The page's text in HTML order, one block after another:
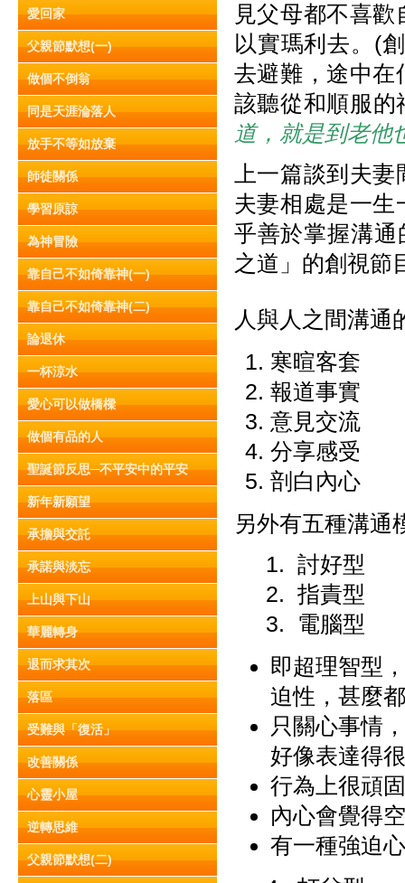
愛回家
父親節默想(一)
做個不倒翁
同是天涯淪落人
放手不等如放棄
師徒關係
學習原諒
為神冒險
靠自己不如倚靠神(一)
靠自己不如倚靠神(二)
論退休
一杯涼水
愛心可以做橋樑
做個有品的人
聖誕節反思─不平安中的平安
新年新願望
承擔與交託
承諾與淡忘
上山與下山
華麗轉身
退而求其次
落區
受難與「復活」
改善關係
心靈小屋
逆轉思維
父親節默想(二)
見父母都不喜
以實瑪利去。(
去避難，途中在
該聽從和順服的
道，就是到老他
上一篇談到夫
夫妻相處是一生
乎善於掌握溝
之道」的創視節
人與人之間溝通
寒暄客套
報道事實
意見交流
分享感受
剖白內心
另外有五種溝通
1. 討好型
2. 指責型
3. 電腦型
即超理智型
迫性，甚麼
只關心事情
好像表達得
行為上很頑
內心會覺得
有一種強迫